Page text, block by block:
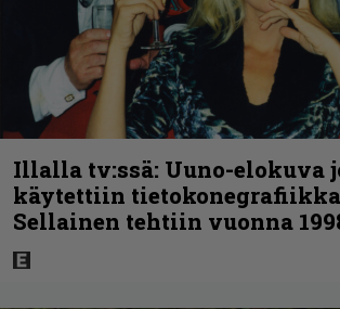
Illalla tv:ssä: Uuno-elokuva
käytettiin
Sellainen tehtiin vuonna